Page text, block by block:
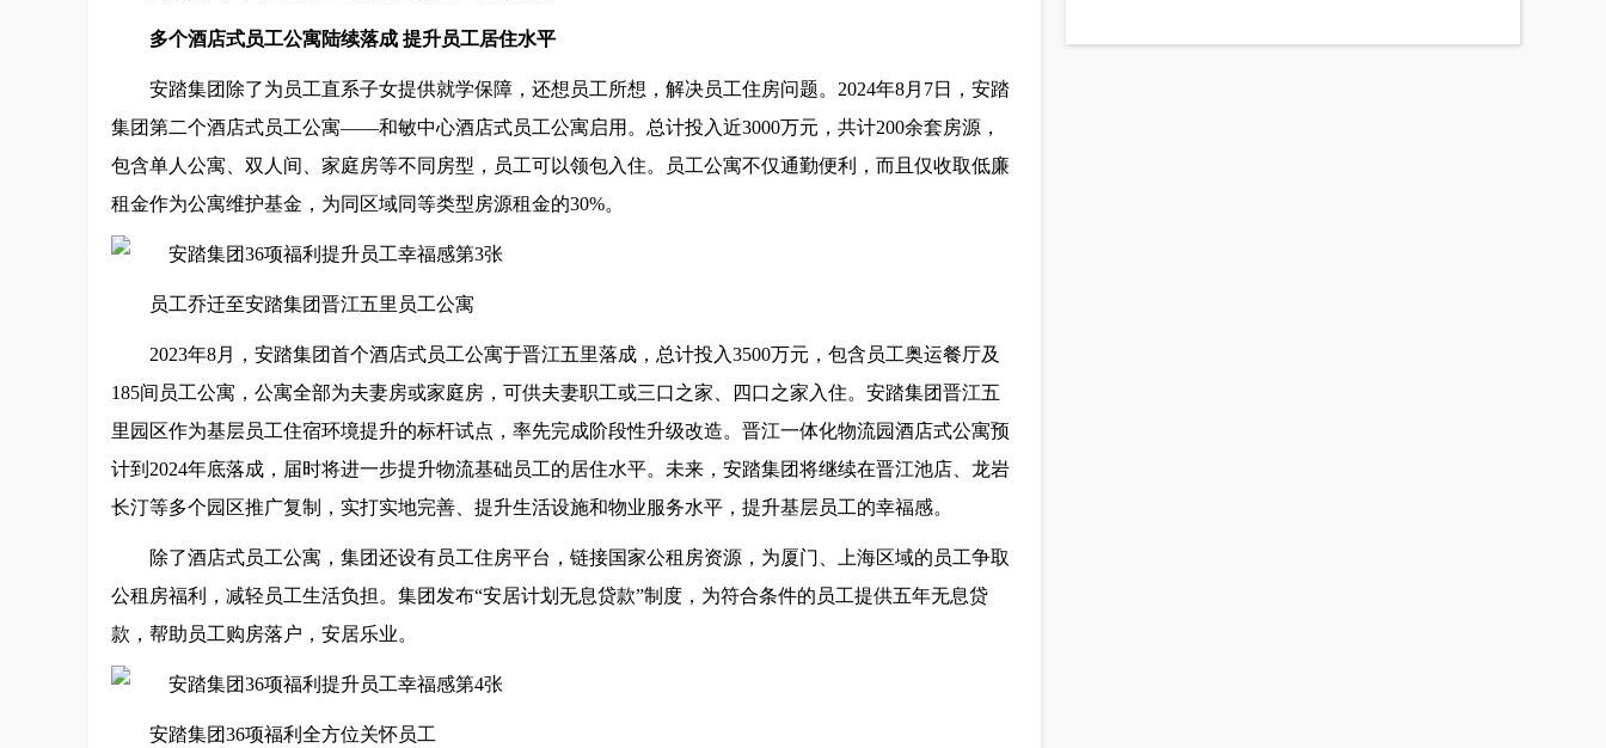
多个酒店式员工公寓陆续落成 提升员工居住水平
安踏集团除了为员工直系子女提供就学保障，还想员工所想，解决员工住房问题。2024年8月7日，安踏
集团第二个酒店式员工公寓——和敏中心酒店式员工公寓启用。总计投入近3000万元，共计200余套房源，
包含单人公寓、双人间、家庭房等不同房型，员工可以领包入住。员工公寓不仅通勤便利，而且仅收取低廉
租金作为公寓维护基金，为同区域同等类型房源租金的30%。
员工乔迁至安踏集团晋江五里员工公寓
2023年8月，安踏集团首个酒店式员工公寓于晋江五里落成，总计投入3500万元，包含员工奥运餐厅及
185间员工公寓，公寓全部为夫妻房或家庭房，可供夫妻职工或三口之家、四口之家入住。安踏集团晋江五
里园区作为基层员工住宿环境提升的标杆试点，率先完成阶段性升级改造。晋江一体化物流园酒店式公寓预
计到2024年底落成，届时将进一步提升物流基础员工的居住水平。未来，安踏集团将继续在晋江池店、龙岩
长汀等多个园区推广复制，实打实地完善、提升生活设施和物业服务水平，提升基层员工的幸福感。
除了酒店式员工公寓，集团还设有员工住房平台，链接国家公租房资源，为厦门、上海区域的员工争取
公租房福利，减轻员工生活负担。集团发布“安居计划无息贷款”制度，为符合条件的员工提供五年无息贷
款，帮助员工购房落户，安居乐业。
安踏集团36项福利全方位关怀员工